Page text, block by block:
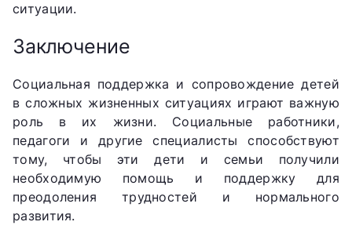
ситуации.
Заключение
Социальная поддержка и сопровождение детей
в сложных жизненных ситуациях играют важную
роль в их жизни. Социальные работники,
педагоги и другие специалисты способствуют
тому, чтобы эти дети и семьи получили
необходимую помощь и поддержку для
преодоления трудностей и нормального
развития.